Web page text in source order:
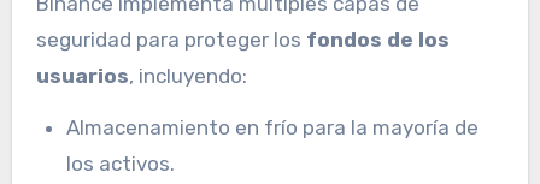
seguridad para proteger los fondos de los
usuarios, incluyendo:
Almacenamiento en frío para la mayoría de
los activos.